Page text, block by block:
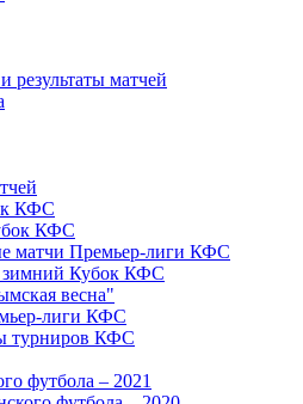
результаты матчей
КФС
КФС
матчи Премьер-лиги КФС
Кубок КФС
весна"
лиги КФС
турниров КФС
футбола – 2021